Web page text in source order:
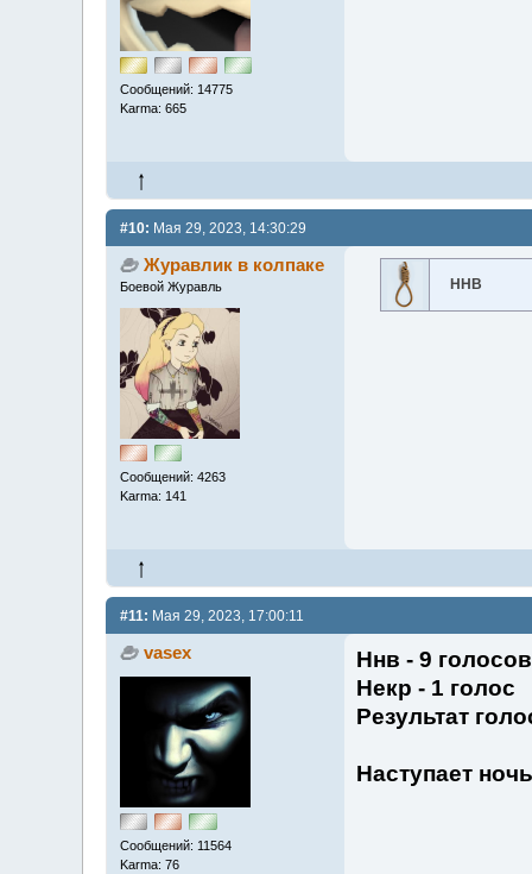
Сообщений: 14775
Karma: 665
#10: Мая 29, 2023, 14:30:29
Журавлик в колпаке
Боевой Журавль
Сообщений: 4263
Karma: 141
ННВ
#11: Мая 29, 2023, 17:00:11
vasex
Сообщений: 11564
Karma: 76
Ннв - 9 голосов
Некр - 1 голос
Результат
Наступает